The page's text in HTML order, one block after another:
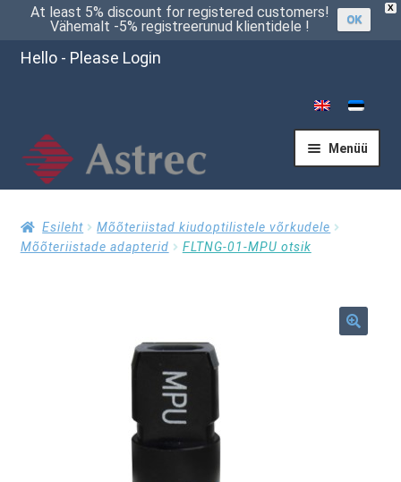
X
At least 5% discount for registered customers!
Vähemalt -5% registreerunud klientidele !
OK
Hello - Please Login
Menüü
Esileht
Esileht
Mõõteriistad kiudoptilistele võrkudele
Mõõteriistade adapterid
FLTNG-01-MPU otsik